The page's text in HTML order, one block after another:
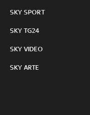
SKY SPORT
SKY TG24
SKY VIDEO
SKY ARTE